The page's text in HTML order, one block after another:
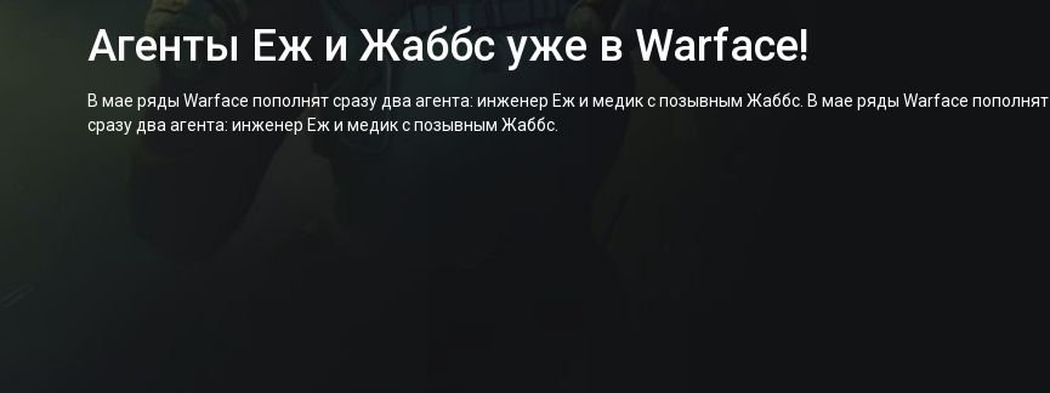
Агенты Еж и Жаббс уже в Warface!
В мае ряды Warface пополнят сразу два агента: инженер Еж и медик с позывным Жаббс. В мае ряды Warface пополнят
сразу два агента: инженер Еж и медик с позывным Жаббс.